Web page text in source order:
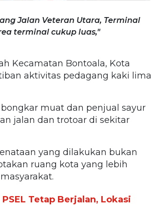
Jalan Veteran Utara, Terminal
terminal cukup luas,"
Kecamatan Bontoala, Kota
aktivitas pedagang kaki lima
muat dan penjual sayur
jalan dan trotoar di sekitar
yang dilakukan bukan
ruang kota yang lebih
Tetap Berjalan, Lokasi